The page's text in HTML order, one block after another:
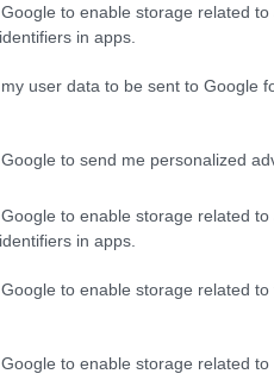
to enable storage related
in apps.
user data to be sent to Google
to send me personalized
to enable storage related
in apps.
to enable storage related
to enable storage related to